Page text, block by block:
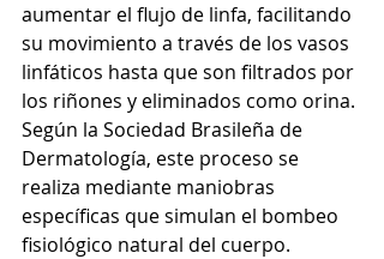
aumentar el flujo de linfa, facilitando
su movimiento a través de los vasos
linfáticos hasta que son filtrados por
los riñones y eliminados como orina.
Según la Sociedad Brasileña de
Dermatología, este proceso se
realiza mediante maniobras
específicas que simulan el bombeo
fisiológico natural del cuerpo.